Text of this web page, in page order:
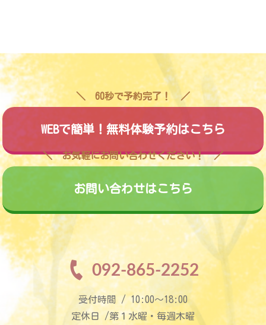
60秒で予約完了！
WEBで簡単！無料体験予約はこちら
お気軽にお問い合わせください！
お問い合わせはこちら
092-865-2252
受付時間 / 10:00〜18:00
定休日 /第１水曜・毎週木曜